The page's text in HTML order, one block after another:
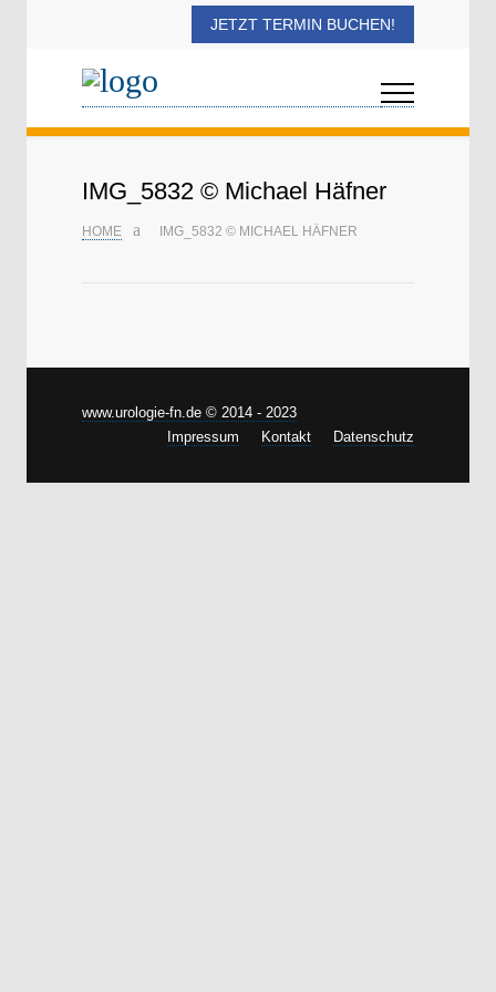
JETZT TERMIN BUCHEN!
IMG_5832 © Michael Häfner
HOME IMG_5832 © MICHAEL HÄFNER
www.urologie-fn.de © 2014 - 2023
Impressum
Kontakt Datenschutz